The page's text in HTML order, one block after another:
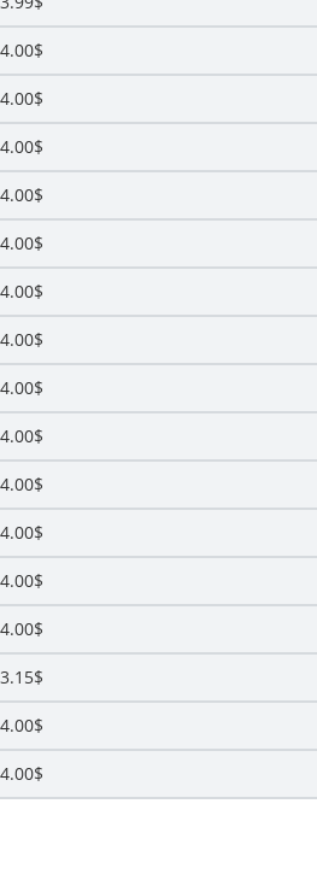
4.00$
4.00$
4.00$
4.00$
4.00$
4.00$
4.00$
4.00$
4.00$
4.00$
4.00$
4.00$
4.00$
3.15$
4.00$
4.00$